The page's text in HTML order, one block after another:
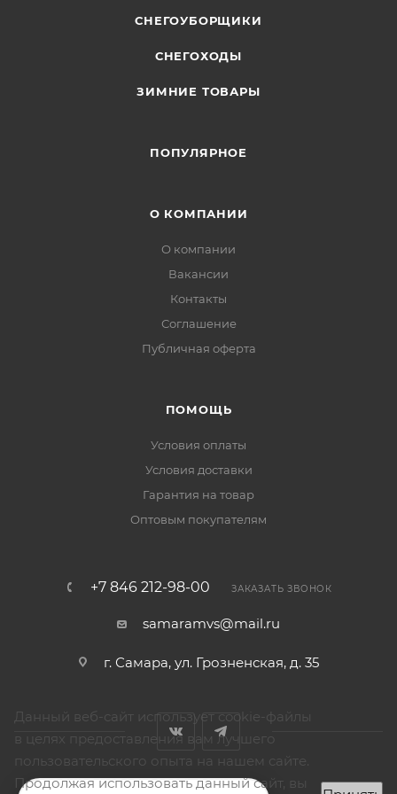
СНЕГОУБОРЩИКИ
СНЕГОХОДЫ
ЗИМНИЕ ТОВАРЫ
ПОПУЛЯРНОЕ
О КОМПАНИИ
О компании
Вакансии
Контакты
Соглашение
Публичная оферта
ПОМОЩЬ
Условия оплаты
Условия доставки
Гарантия на товар
Оптовым покупателям
+7 846 212-98-00 ЗАКАЗАТЬ ЗВОНОК
samaramvs@mail.ru
г. Самара, ул. Грозненская, д. 35
Данный веб-сайт использует cookie-файлы
в целях предоставления вам лучшего
пользовательского опыта на нашем сайте.
Продолжая использовать данный сайт, вы